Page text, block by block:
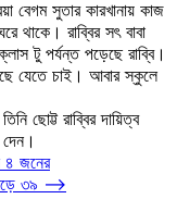
বেগম সুতার কারখানায় কাজ
রাব্বির সৎ বাবা
টু পর্যন্ত পড়েছে রাব্বি।
যেতে চাই। আবার স্কুলে
ছোট্ট রাব্বির দায়িত্ব
৪ জনের
৩৯ ⟶